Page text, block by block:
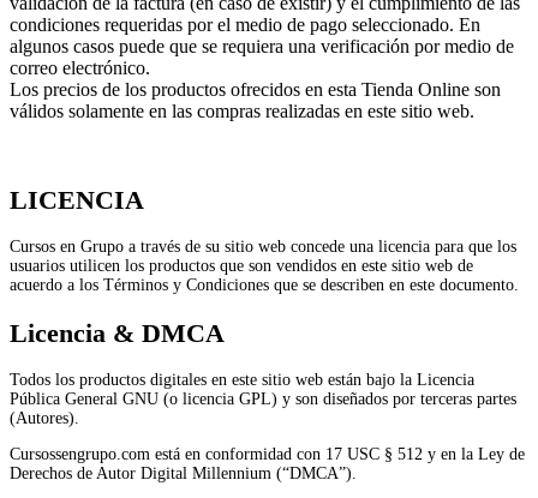
condiciones requeridas por el medio de pago seleccionado. En
algunos casos puede que se requiera una verificación por medio de
correo electrónico.
Los precios de los productos ofrecidos en esta Tienda Online son
válidos solamente en las compras realizadas en este sitio web.
LICENCIA
Cursos en Grupo a través de su sitio web concede una licencia para que los
usuarios utilicen los productos que son vendidos en este sitio web de
acuerdo a los Términos y Condiciones que se describen en este documento.
Licencia & DMCA
Todos los productos digitales en este sitio web están bajo la Licencia
Pública General GNU (o licencia GPL) y son diseñados por terceras partes
(Autores).
Cursossengrupo.com está en conformidad con 17 USC § 512 y en la Ley de
Derechos de Autor Digital Millennium (“DMCA”).